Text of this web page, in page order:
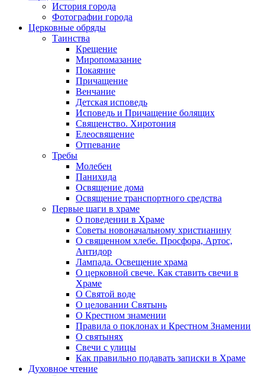
История города
Фотографии города
Церковные обряды
Таинства
Крещение
Миропомазание
Покаяние
Причащение
Венчание
Детская исповедь
Исповедь и Причащение болящих
Священство. Хиротония
Елеосвящение
Отпевание
Требы
Молебен
Панихида
Освящение дома
Освящение транспортного средства
Первые шаги в храме
О поведении в Храме
Советы новоначальному христианину
О священном хлебе. Просфора, Артос,
Антидор
Лампада. Освещение храма
О церковной свече. Как ставить свечи в
Храме
О Святой воде
О целовании Святынь
О Крестном знамении
Правила о поклонах и Крестном Знамении
О святынях
Свечи с улицы
Как правильно подавать записки в Храме
Духовное чтение